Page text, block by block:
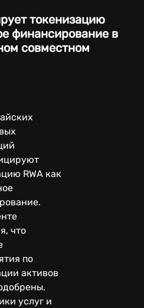
токенизацию
финансирование в
совместном
RWA как
что
по
активов
услуг и